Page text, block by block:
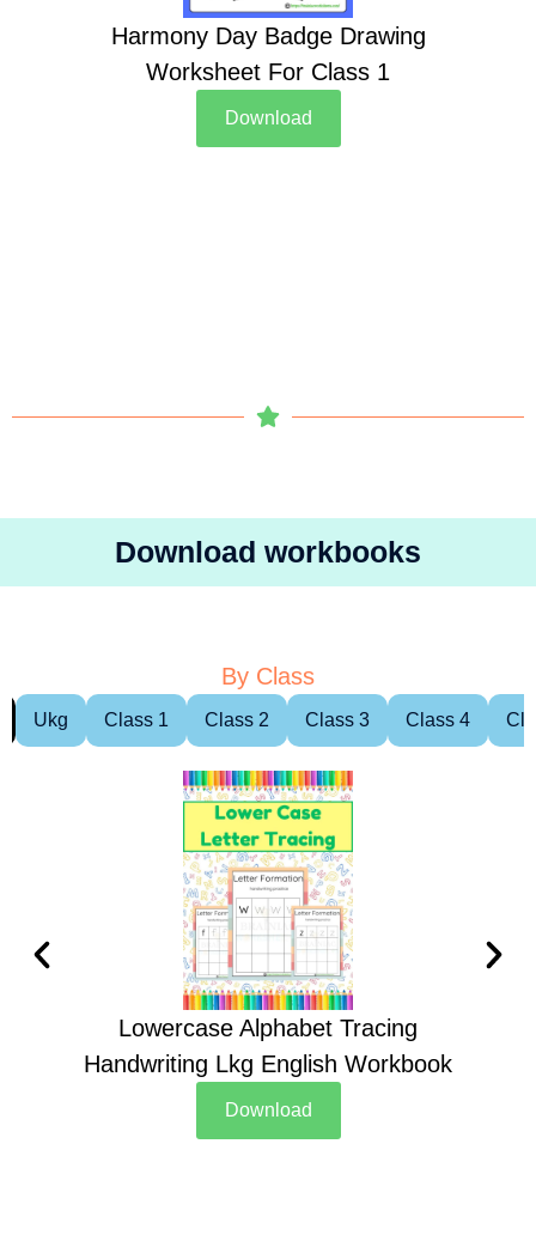
Harmony Day Badge Drawing
Worksheet For Class 1
Download
Download workbooks
By Class
Ukg Class 1 Class 2 Class 3 Class 4
Lowercase Alphabet Tracing
Handwriting Lkg English Workbook
Download